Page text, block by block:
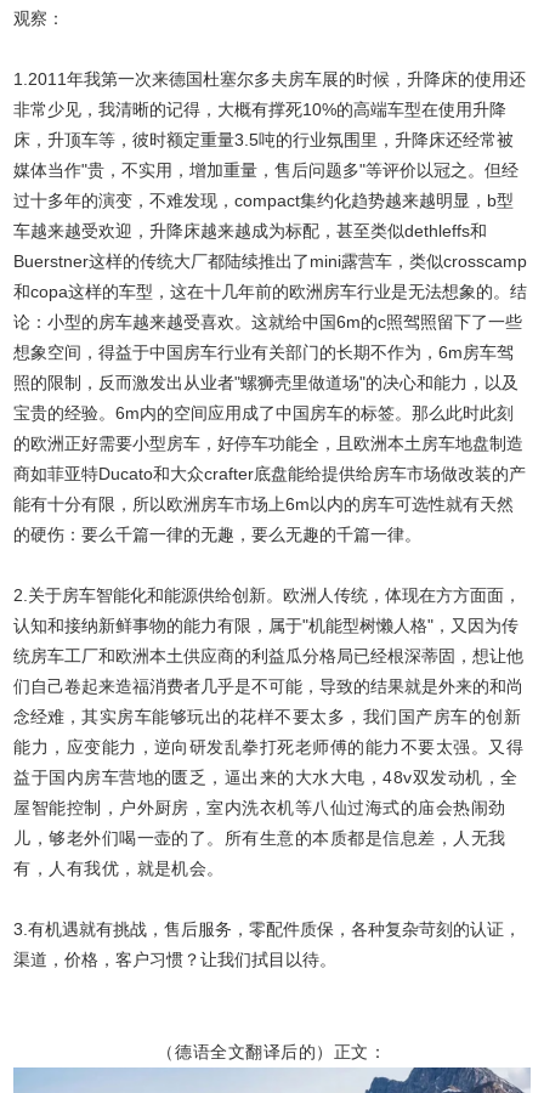
观察：
1.2011年我第一次来德国杜塞尔多夫房车展的时候，升降床的使用还
非常少见，我清晰的记得，大概有撑死10%的高端车型在使用升降
床，升顶车等，彼时额定重量3.5吨的行业氛围里，升降床还经常被
媒体当作"贵，不实用，增加重量，售后问题多"等评价以冠之。但经
过十多年的演变，不难发现，compact集约化趋势越来越明显，b型
车越来越受欢迎，升降床越来越成为标配，甚至类似dethleffs和
Buerstner这样的传统大厂都陆续推出了mini露营车，类似crosscamp
和copa这样的车型，这在十几年前的欧洲房车行业是无法想象的。结
论：小型的房车越来越受喜欢。这就给中国6m的c照驾照留下了一些
想象空间，得益于中国房车行业有关部门的长期不作为，6m房车驾
照的限制，反而激发出从业者"螺狮壳里做道场"的决心和能力，以及
宝贵的经验。6m内的空间应用成了中国房车的标签。那么此时此刻
的欧洲正好需要小型房车，好停车功能全，且欧洲本土房车地盘制造
商如菲亚特Ducato和大众crafter底盘能给提供给房车市场做改装的产
能有十分有限，所以欧洲房车市场上6m以内的房车可选性就有天然
的硬伤：要么千篇一律的无趣，要么无趣的千篇一律。
2.关于房车智能化和能源供给创新。欧洲人传统，体现在方方面面，
认知和接纳新鲜事物的能力有限，属于"机能型树懒人格"，又因为传
统房车工厂和欧洲本土供应商的利益瓜分格局已经根深蒂固，想让他
们自己卷起来造福消费者几乎是不可能，导致的结果就是外来的和尚
念经难，其实房车能够玩出的花样不要太多，我们国产房车的创新
能力，应变能力，逆向研发乱拳打死老师傅的能力不要太强。又得
益于国内房车营地的匮乏，逼出来的大水大电，48v双发动机，全
屋智能控制，户外厨房，室内洗衣机等八仙过海式的庙会热闹劲
儿，够老外们喝一壶的了。所有生意的本质都是信息差，人无我
有，人有我优，就是机会。
3.有机遇就有挑战，售后服务，零配件质保，各种复杂苛刻的认证，
渠道，价格，客户习惯？让我们拭目以待。
（德语全文翻译后的）正文：